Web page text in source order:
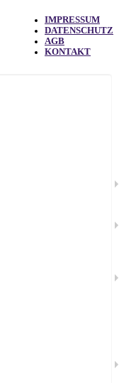
IMPRESSUM
DATENSCHUTZ
AGB
KONTAKT